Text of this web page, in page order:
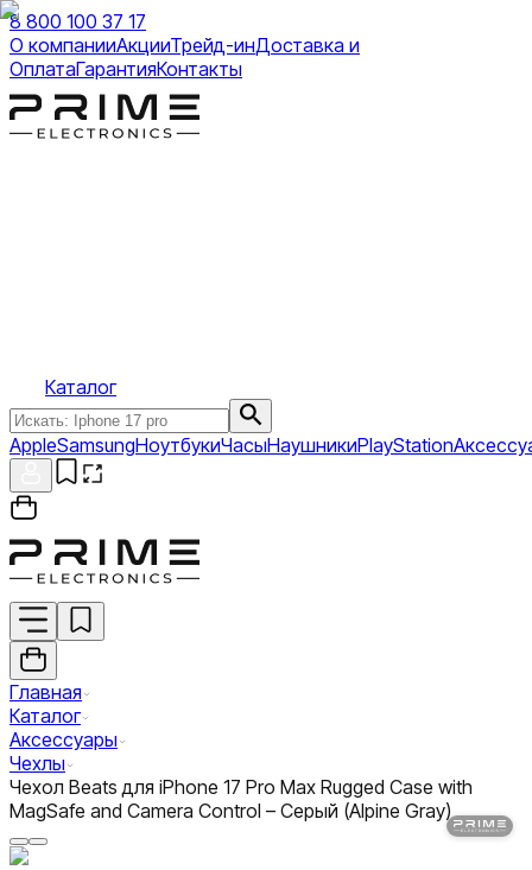
8 800 100 37 17
О компанииАкцииТрейд-инДоставка и
ОплатаГарантияКонтакты
Каталог
AppleSamsungНоутбукиЧасыНаушникиPlayStation
Главная
Каталог
Аксессуары
Чехлы
Чехол Beats для iPhone 17 Pro Max Rugged Case with
MagSafe and Camera Control – Серый (Alpine Gray)